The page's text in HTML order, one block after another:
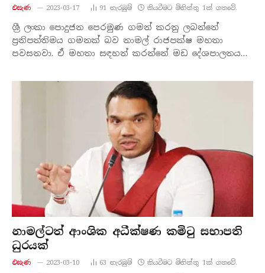
එසැණ 2023-03-17 91 නැරඹු​ම් කියවීමට මිනිත්තු 1ක් ගතවේ.
ශ්‍රී ලංකා පොදුජන පෙරමුණ ගමන් කරනු ලබන්නේ
ප්‍රතිපත්තිමය ගමනක් බව නාමල් රාජපක්ෂ මහතා
පවසනවා. ඒ මහතා සඳහන් කරන්නේ මඩ දේශපාලනය…
නාමල්ටත් ආංශික අධීක්ෂණ කමිටු සභාපති
ධුරයක්
එසැණ 2023-03-10 63 නැරඹු​ම් කියවීමට මිනිත්තු 1ක් ගතවේ.